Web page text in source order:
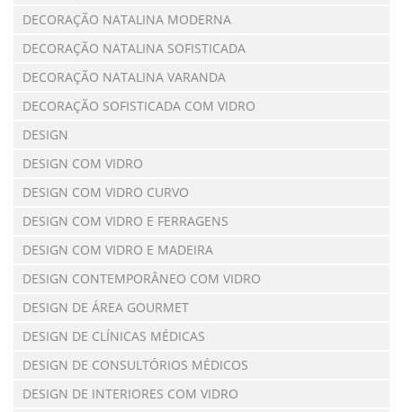
DECORAÇÃO NATALINA MODERNA
DECORAÇÃO NATALINA SOFISTICADA
DECORAÇÃO NATALINA VARANDA
DECORAÇÃO SOFISTICADA COM VIDRO
DESIGN
DESIGN COM VIDRO
DESIGN COM VIDRO CURVO
DESIGN COM VIDRO E FERRAGENS
DESIGN COM VIDRO E MADEIRA
DESIGN CONTEMPORÂNEO COM VIDRO
DESIGN DE ÁREA GOURMET
DESIGN DE CLÍNICAS MÉDICAS
DESIGN DE CONSULTÓRIOS MÉDICOS
DESIGN DE INTERIORES COM VIDRO